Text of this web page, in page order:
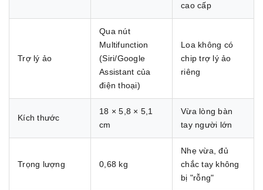
cao cấp
Trợ lý ảo
Qua nút
Multifunction
(Siri/Google
Assistant của
điện thoại)
Loa không có
chip trợ lý ảo
riêng
Kích thước
18 × 5,8 × 5,1
cm
Vừa lòng bàn
tay người lớn
Trọng lượng 0,68 kg
Nhẹ vừa, đủ
chắc tay không
bị "rỗng"